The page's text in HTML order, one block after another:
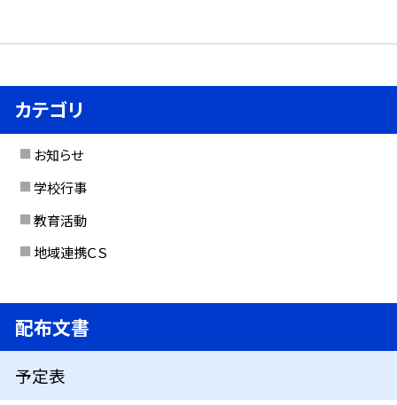
カテゴリ
お知らせ
学校行事
教育活動
地域連携ＣＳ
配布文書
予定表